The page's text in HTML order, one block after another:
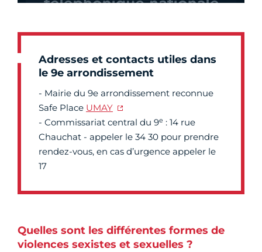
Adresses et contacts utiles dans
le 9e arrondissement
- Mairie du 9e arrondissement reconnue
Safe Place UMAY
- Commissariat central du 9e : 14 rue
Chauchat - appeler le 34 30 pour prendre
rendez-vous, en cas d’urgence appeler le
17
Quelles sont les différentes formes de
violences sexistes et sexuelles ?